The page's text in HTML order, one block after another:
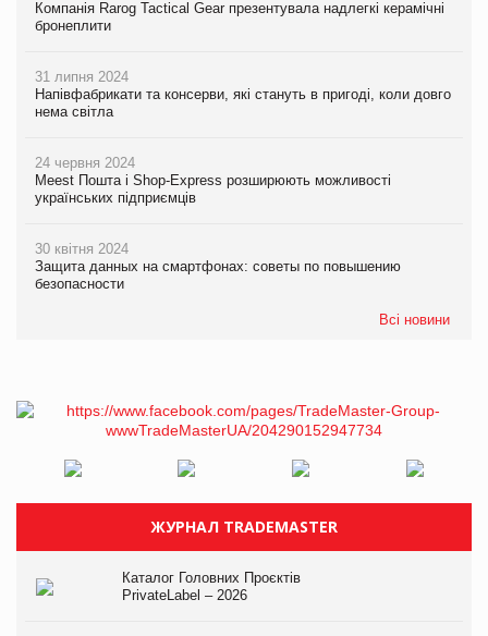
Компанія Rarog Tactical Gear презентувала надлегкі керамічні
бронеплити
31 липня 2024
Напівфабрикати та консерви, які стануть в пригоді, коли довго
нема світла
24 червня 2024
Meest Пошта і Shop-Express розширюють можливості
українських підприємців
30 квітня 2024
Защита данных на смартфонах: советы по повышению
безопасности
Всі новини
ЖУРНАЛ TRADEMASTER
Каталог Головних Проєктів
PrivateLabel – 2026